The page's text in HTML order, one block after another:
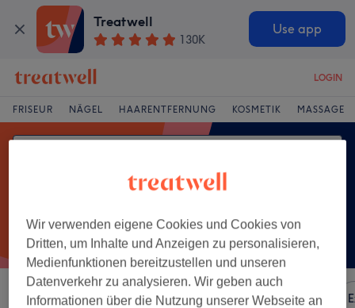
Treatwell
130K
Use app
LOGIN
FRISEUR NÄGEL HAARENTFERNUNG KOSMETIK MASSAGE
Sortieren nach Besonderheiten Marken Salons
Wir verwenden eigene Cookies und Cookies von
Dritten, um Inhalte und Anzeigen zu personalisieren,
Medienfunktionen bereitzustellen und unseren
Datenverkehr zu analysieren. Wir geben auch
Informationen über die Nutzung unserer Webseite an